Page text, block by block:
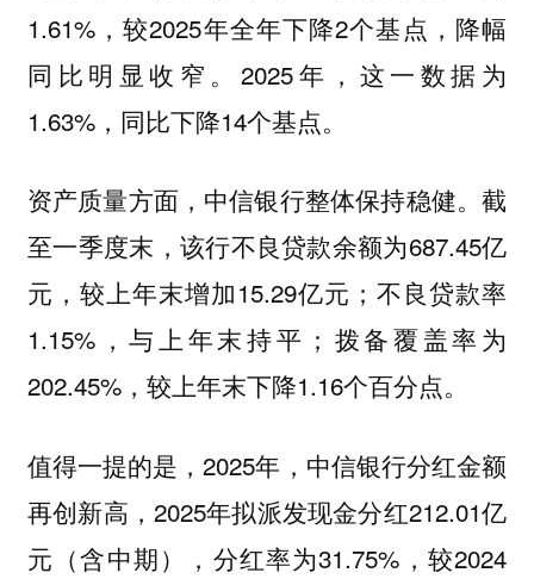
1.61%，较2025年全年下降2个基点，降幅
同比明显收窄。2025年，这一数据为
1.63%，同比下降14个基点。
资产质量方面，中信银行整体保持稳健。截
至一季度末，该行不良贷款余额为687.45亿
元，较上年末增加15.29亿元；不良贷款率
1.15%，与上年末持平；拨备覆盖率为
202.45%，较上年末下降1.16个百分点。
值得一提的是，2025年，中信银行分红金额
再创新高，2025年拟派发现金分红212.01亿
元（含中期），分红率为31.75%，较2024